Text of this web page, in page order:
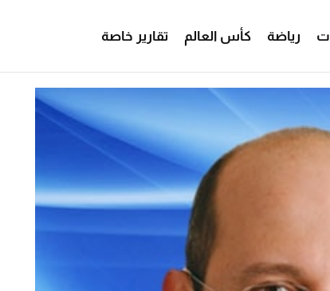
رياضة كأس العالم تقارير خاصة